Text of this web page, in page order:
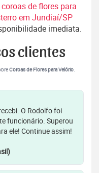
coroas de flores para
em Jundiaí/SP
imediata.
clientes
Coroas de Flores para Velório.
O Rodolfo foi
funcionário. Superou
ele! Continue assim!